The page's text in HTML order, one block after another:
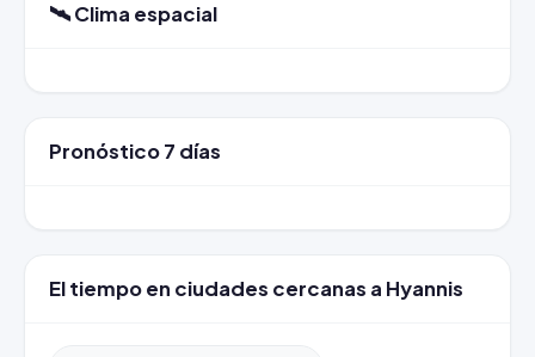
🛰️ Clima espacial
Pronóstico 7 días
El tiempo en ciudades cercanas a Hyannis